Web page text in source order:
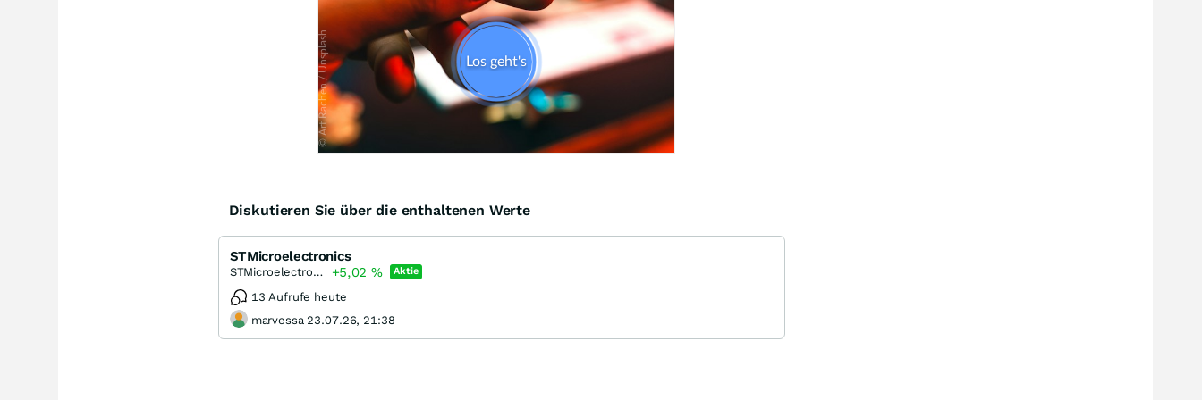
Diskutieren Sie über die enthaltenen Werte
STMicroelectronics
STMicroelectronics +5,02 % Aktie
13 Aufrufe heute
marvessa 23.07.26, 21:38